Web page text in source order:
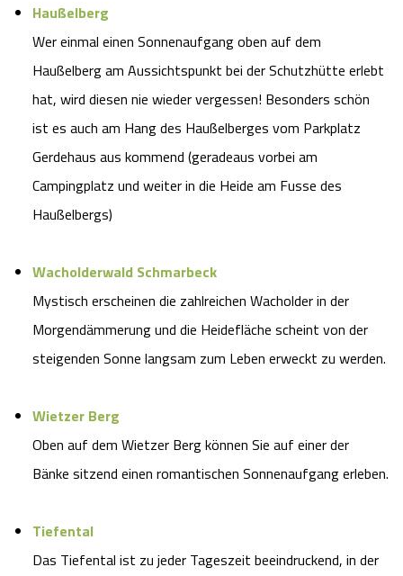
Ausflugsziele
Haußelberg
Wer einmal einen Sonnenaufgang oben auf dem
Haußelberg am Aussichtspunkt bei der Schutzhütte erlebt
hat, wird diesen nie wieder vergessen! Besonders schön
ist es auch am Hang des Haußelberges vom Parkplatz
Gerdehaus aus kommend (geradeaus vorbei am
Campingplatz und weiter in die Heide am Fusse des
Haußelbergs)
Wacholderwald Schmarbeck
Mystisch erscheinen die zahlreichen Wacholder in der
Morgendämmerung und die Heidefläche scheint von der
steigenden Sonne langsam zum Leben erweckt zu werden.
Wietzer Berg
Oben auf dem Wietzer Berg können Sie auf einer der
Bänke sitzend einen romantischen Sonnenaufgang erleben.
Tiefental
Das Tiefental ist zu jeder Tageszeit beeindruckend, in der